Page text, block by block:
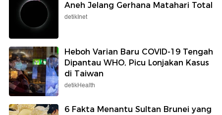
Aneh Jelang Gerhana Matahari Total
detikInet
Heboh Varian Baru COVID-19 Tengah
Dipantau WHO, Picu Lonjakan Kasus
di Taiwan
detikHealth
6 Fakta Menantu Sultan Brunei yang